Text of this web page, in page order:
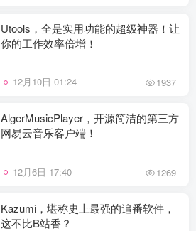
Utools，全是实用功能的超级神器！让
你的工作效率倍增！
12月10日 01:24 1937
AlgerMusicPlayer，开源简洁的第三方
网易云音乐客户端！
12月6日 17:40 1269
Kazumi，堪称史上最强的追番软件，
这不比B站香？